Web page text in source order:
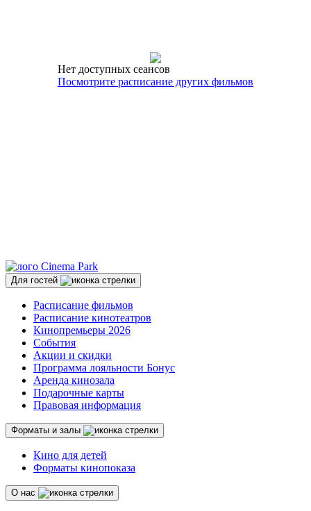
Нет доступных сеансов
Посмотрите расписание других фильмов
Для гостей
Расписание фильмов
Расписание кинотеатров
Кинопремьеры 2026
События
Акции и скидки
Программа лояльности Бонус
Аренда кинозала
Подарочные карты
Правовая информация
Форматы и залы
Кино для детей
Форматы кинопоказа
О нас